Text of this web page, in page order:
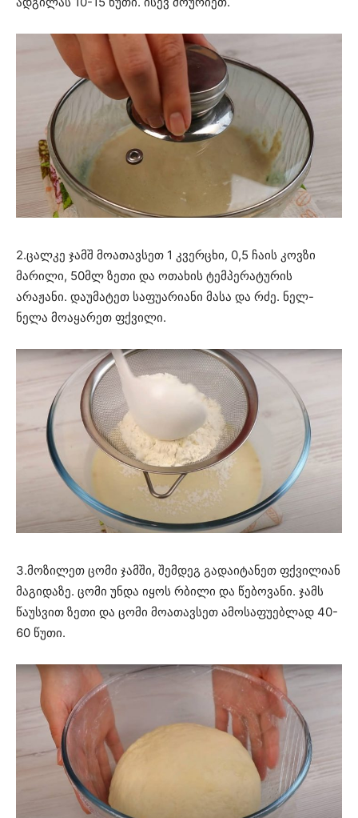
2.ცალკე ჯამშ მოათავსეთ 1 კვერცხი, 0,5 ჩაის კოვზი
მარილი, 50მლ ზეთი და ოთახის ტემპერატურის
არაჟანი. დაუმატეთ საფუარიანი მასა და რძე. ნელ-
ნელა მოაყარეთ ფქვილი.
3.მოზილეთ ცომი ჯამში, შემდეგ გადაიტანეთ ფქვილიან
მაგიდაზე. ცომი უნდა იყოს რბილი და წებოვანი. ჯამს
წაუსვით ზეთი და ცომი მოათავსეთ ამოსაფუებლად 40-
60 წუთი.